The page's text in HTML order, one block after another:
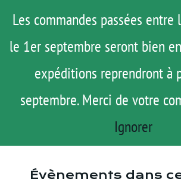
Les commandes passées
le 1er septembre seront bien
expéditions reprendront à
septembre. Merci de votre
Ignorer
contenuROAD TRIP
ACTUS
TESTS
AGENDA
MATOS
A.S.O – Amaury Sport
«
web
https://www.aso.fr/fr
Évènements dans